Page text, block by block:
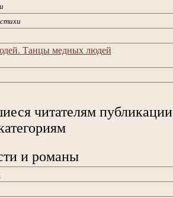
стихи
Танцы медных людей
читателям публикации
и романы